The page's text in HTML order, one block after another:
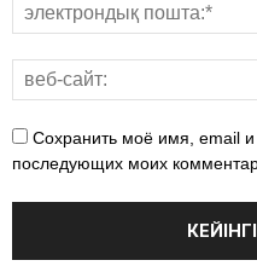
Сохранить моё имя, email и
последующих моих